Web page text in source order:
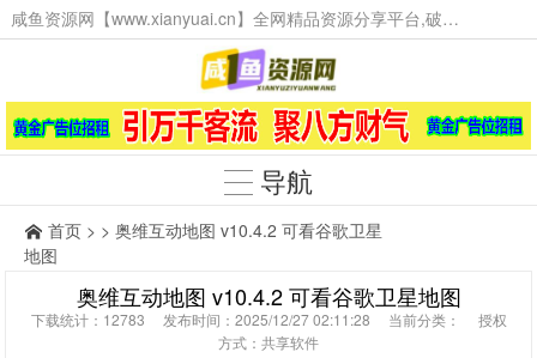
咸鱼资源网【www.xianyuai.cn】全网精品资源分享平台,破解软件,技术源码,火爆项目,工具辅助,这里无所不有。
导航
首页 > > 奥维互动地图 v10.4.2 可看谷歌卫星
地图
奥维互动地图 v10.4.2 可看谷歌卫星地图
下载统计：12783 发布时间：2025/12/27 02:11:28 当前分类： 授权
方式：共享软件